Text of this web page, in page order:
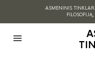
ASMENINIS